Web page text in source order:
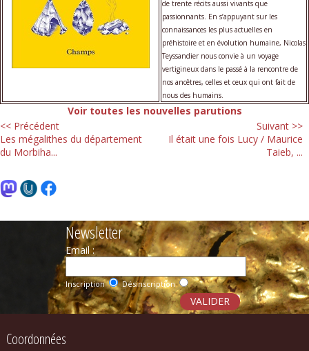
de trente récits aussi vivants que
passionnants. En s’appuyant sur les
connaissances les plus actuelles en
préhistoire et en évolution humaine, Nicolas
Teyssandier nous convie à un voyage
vertigineux dans le passé à la rencontre de
nos ancêtres, celles et ceux qui ont fait de
nous des humains.
Voir toutes les nouvelles parutions
<< Précédent
Les mégalithes du département
du Morbiha...
Suivant >>
Il était une fois Lucy / Maurice
Taieb, ...
Newsletter
Email :
Inscription Désinscription
Coordonnées